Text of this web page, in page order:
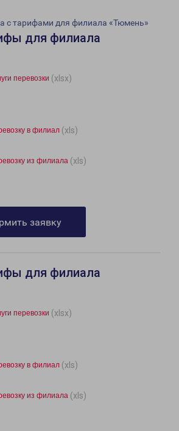
с тарифами для филиала «Тюмень»
для филиала
перевозки (xlsx)
в филиал (xls)
из филиала (xls)
заявку
для филиала
перевозки (xlsx)
в филиал (xls)
из филиала (xls)